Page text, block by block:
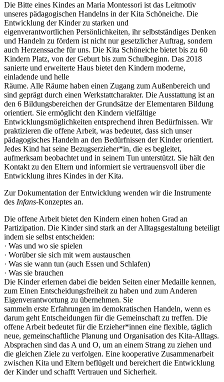
Die Bitte eines Kindes an Maria Montessori ist das Leitmotiv
unseres pädagogischen Handelns in der Kita Schöneiche. Die
Entwicklung der Kinder zu starken und
eigenverantwortlichen Persönlichkeiten, ihr selbstständiges Denken
und Handeln zu fördern ist nicht nur gesetzlicher Auftrag, sondern
auch Herzenssache für uns. Die Kita Schöneiche bietet bis zu 60
Kindern Platz, von der Geburt bis zum Schulbeginn. Das 2018
sanierte und erweiterte Haus bietet den Kindern moderne,
einladende und helle
Räume. Alle Räume haben einen Zugang zum Außenbereich und
sind geprägt durch einen Werkstattcharakter. Die Ausstattung ist an
den 6 Bildungsbereichen der Grundsätze der Elementaren Bildung
orientiert. Sie ermöglicht den Kindern vielfältige
Entwicklungsmöglichkeiten entsprechend ihren Bedürfnissen. Wir
praktizieren die offene Arbeit, was bedeutet, dass sich unser
pädagogisches Handeln an den Bedürfnissen der Kinder orientiert.
Jedes Kind hat seine Bezugserzieher*in, die es begleitet,
aufmerksam beobachtet und in seinem Tun unterstützt. Sie hält den
Kontakt zu den Eltern und informiert sie vertrauensvoll über die
Entwicklung ihres Kindes in der Kita.
Zur Dokumentation der Entwicklung wenden wir die Instrumente
des Infans-Konzeptes an.
Die offene Arbeit bietet den Kindern einen hohen Grad an
Partizipation. Die Kinder sind stark an der Alltagsgestaltung beteiligt
indem sie selbst entscheiden:
· Was und wo sie spielen
· Worüber sie sich mit wem austauschen
· Was sie wann tun (auch Essen und Schlafen)
· Was sie brauchen
Die Kinder erlernen dabei die beiden Seiten einer Medaille kennen,
zum Einen Entscheidungsfreiheit zu haben und zum Anderen
Eigenverantwortung zu übernehmen. Sie
sammeln erste Erfahrungen im demokratischen Handeln, wenn es
darum geht Entscheidungen für die Gemeinschaft zu treffen. Die
offene Arbeit bedeutet für die Erzieher*innen eine flexible, täglich
neue, gemeinschaftliche Planung und Organisation des Kita-Alltags.
Absprachen sind das A und O, um an einem Strang zu ziehen und
die gleichen Ziele zu verfolgen. Eine kooperative Zusammenarbeit
zwischen Kita und Eltern beflügelt und bereichert die Entwicklung
der Kinder und schafft Vertrauen und Sicherheit.